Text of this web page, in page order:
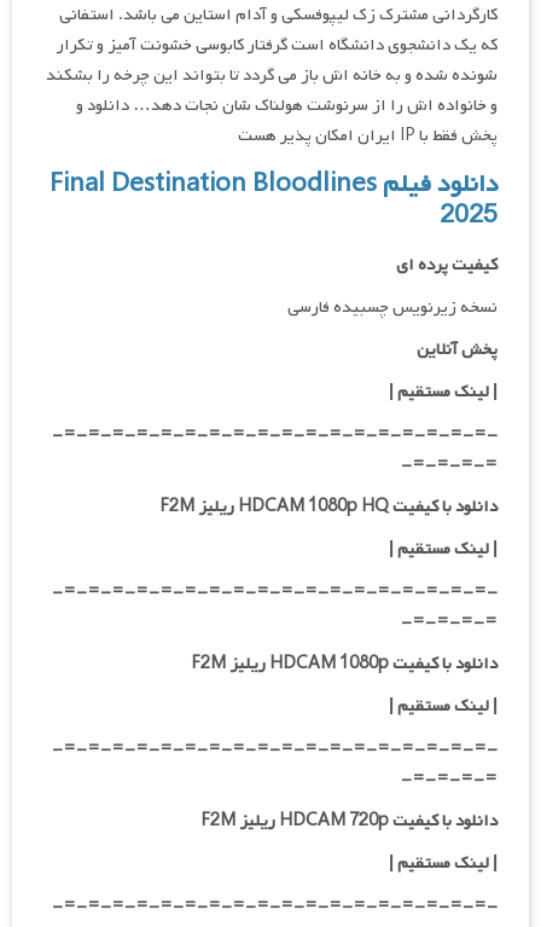
کارگردانی مشترک زک لیپوفسکی و آدام استاین می باشد. استفانی
که یک دانشجوی دانشگاه است گرفتار کابوسی خشونت آمیز و تکرار
شونده شده و به خانه اش باز می گردد تا بتواند این چرخه را بشکند
و خانواده اش را از سرنوشت هولناک شان نجات دهد… دانلود و
پخش فقط با IP ایران امکان پذیر هست
دانلود فیلم Final Destination Bloodlines
2025
کیفیت پرده ای
نسخه زیرنویس چسبیده فارسی
پخش آنلاین
| لینک مستقیم|
-=-=-=-=-=-=-=-=-=-=-=-=-=-=-=-=-=-=-
=-=-=-=-
دانلود با کیفیت HDCAM 1080p HQ ریلیز F2M
|لینک مستقیم|
-=-=-=-=-=-=-=-=-=-=-=-=-=-=-=-=-=-=-
=-=-=-=-
دانلود با کیفیت HDCAM 1080p ریلیز F2M
|لینک مستقیم|
-=-=-=-=-=-=-=-=-=-=-=-=-=-=-=-=-=-=-
=-=-=-=-
دانلود با کیفیت HDCAM 720p ریلیز F2M
| لینک مستقیم|
-=-=-=-=-=-=-=-=-=-=-=-=-=-=-=-=-=-=-